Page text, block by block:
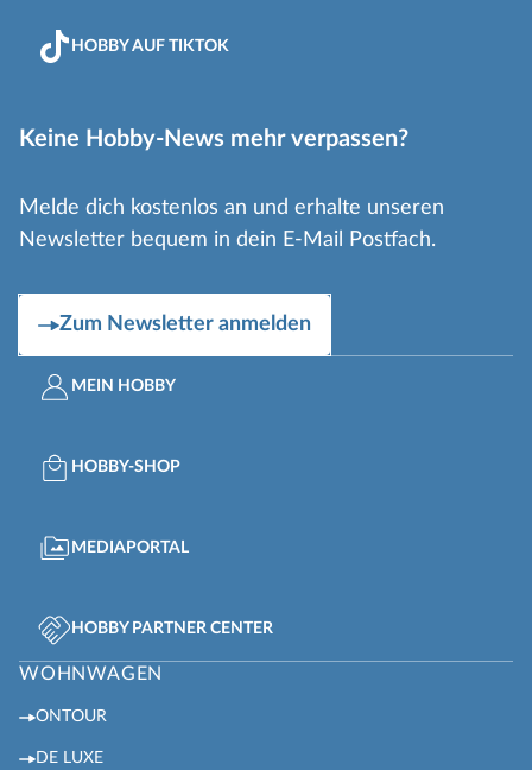
HOBBY AUF TIKTOK
Keine Hobby-News mehr verpassen?
Melde dich kostenlos an und erhalte unseren
Newsletter bequem in dein E-Mail Postfach.
Zum Newsletter anmelden
MEIN HOBBY
HOBBY-SHOP
MEDIAPORTAL
HOBBY PARTNER CENTER
WOHNWAGEN
ONTOUR
DE LUXE